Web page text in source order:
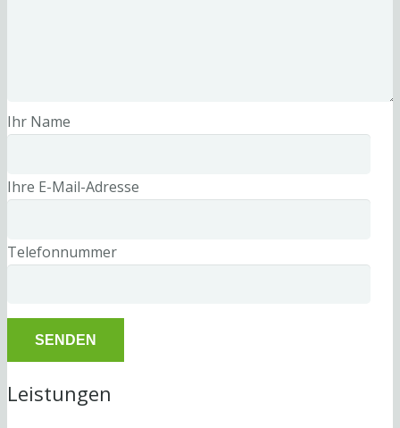
Ihr Name
Ihre E-Mail-Adresse
Telefonnummer
Leistungen